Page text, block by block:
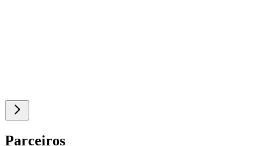
Parceiros